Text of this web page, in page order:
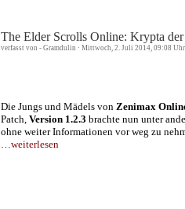
The Elder Scrolls Online: Krypta der
verfasst von - Gramdulin · Mittwoch, 2. Juli 2014, 09:08 Uhr
Die Jungs und Mädels von Zenimax
Patch, Version 1.2.3 brachte nun unter
ohne weiter Informationen vor weg zu
…weiterlesen